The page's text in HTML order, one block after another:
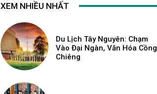
XEM NHIỀU NHẤT
Du Lịch Tây Nguyên: Chạm
Vào Đại Ngàn, Văn Hóa Cồng
Chiêng